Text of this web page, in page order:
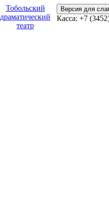
Тобольский
драматический
театр
Версия для
Касса: +7